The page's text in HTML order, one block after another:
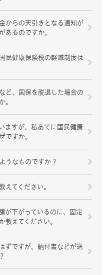
からの天引きとなる通知が
あるのですか。
民健康保険税の軽減制度は
ど、国保を脱退した場合の
。
ますが、私あてに国民健康
ですか。
うなものですか？
えてください。
が下がっているのに、固定
教えてください。
ずですが、納付書などが送